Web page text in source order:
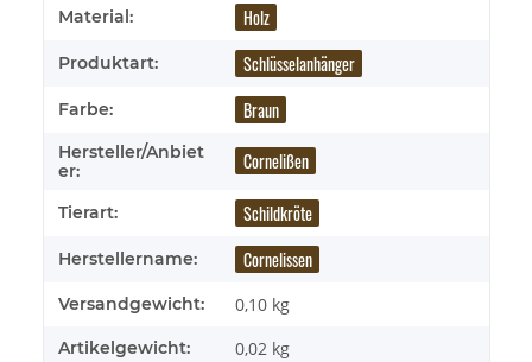
Produkteigenschaft
Wert
Material: Holz
Produktart: Schlüsselanhänger
Farbe: Braun
Hersteller/Anbiet
er:
Cornelißen
Tierart: Schildkröte
Herstellername: Cornelissen
Versandgewicht: 0,10 kg
Artikelgewicht: 0,02 kg